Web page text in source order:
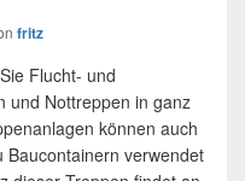
fritz
Flucht- und
und Nottreppen in ganz
können auch
Baucontainern verwendet